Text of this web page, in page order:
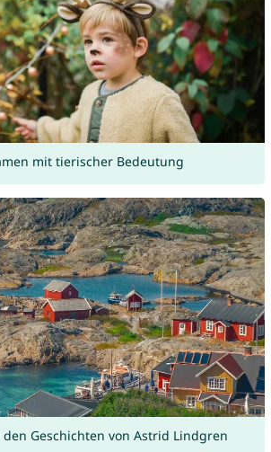
mit tierischer Bedeutung
den Geschichten von Astrid Lindgren